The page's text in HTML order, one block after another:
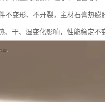
不变形、不开裂，主材石膏热膨
、干、湿变化影响，性能稳定不